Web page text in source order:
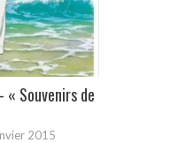
« Souvenirs de
2015